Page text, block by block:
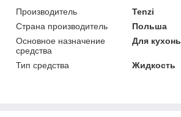
Производитель
Tenzi
Страна производитель
Польша
Основное назначение
средства
Для кухонь
Тип средства Жидкость